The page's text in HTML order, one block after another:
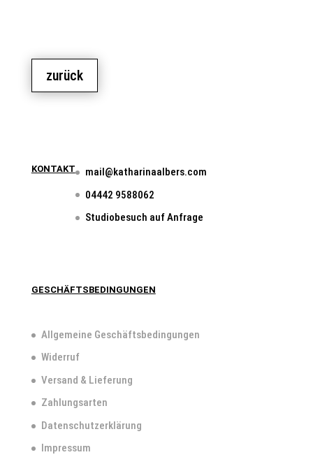
zurück
KONTAKT
mail@katharinaalbers.com
04442 9588062
Studiobesuch auf Anfrage
GESCHÄFTSBEDINGUNGEN
Allgemeine Geschäftsbedingungen
Widerruf
Versand & Lieferung
Zahlungsarten
Datenschutzerklärung
Impressum